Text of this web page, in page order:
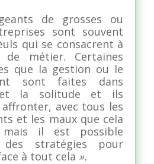
de grosses ou
sont souvent
qui se consacrent à
métier. Certaines
que la gestion ou le
sont faites dans
et la solitude et ils
avec tous les
et les maux que cela
mais il est possible
des stratégies pour
à tout cela ».